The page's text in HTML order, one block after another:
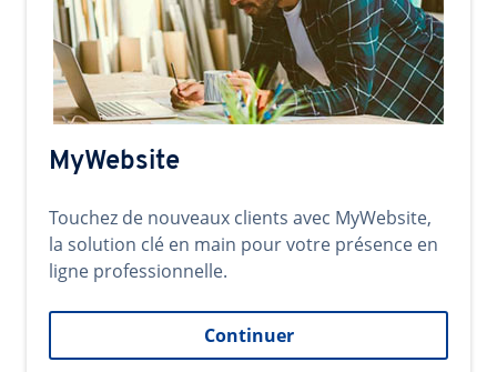
MyWebsite
Touchez de nouveaux clients avec MyWebsite,
la solution clé en main pour votre présence en
ligne professionnelle.
Continuer